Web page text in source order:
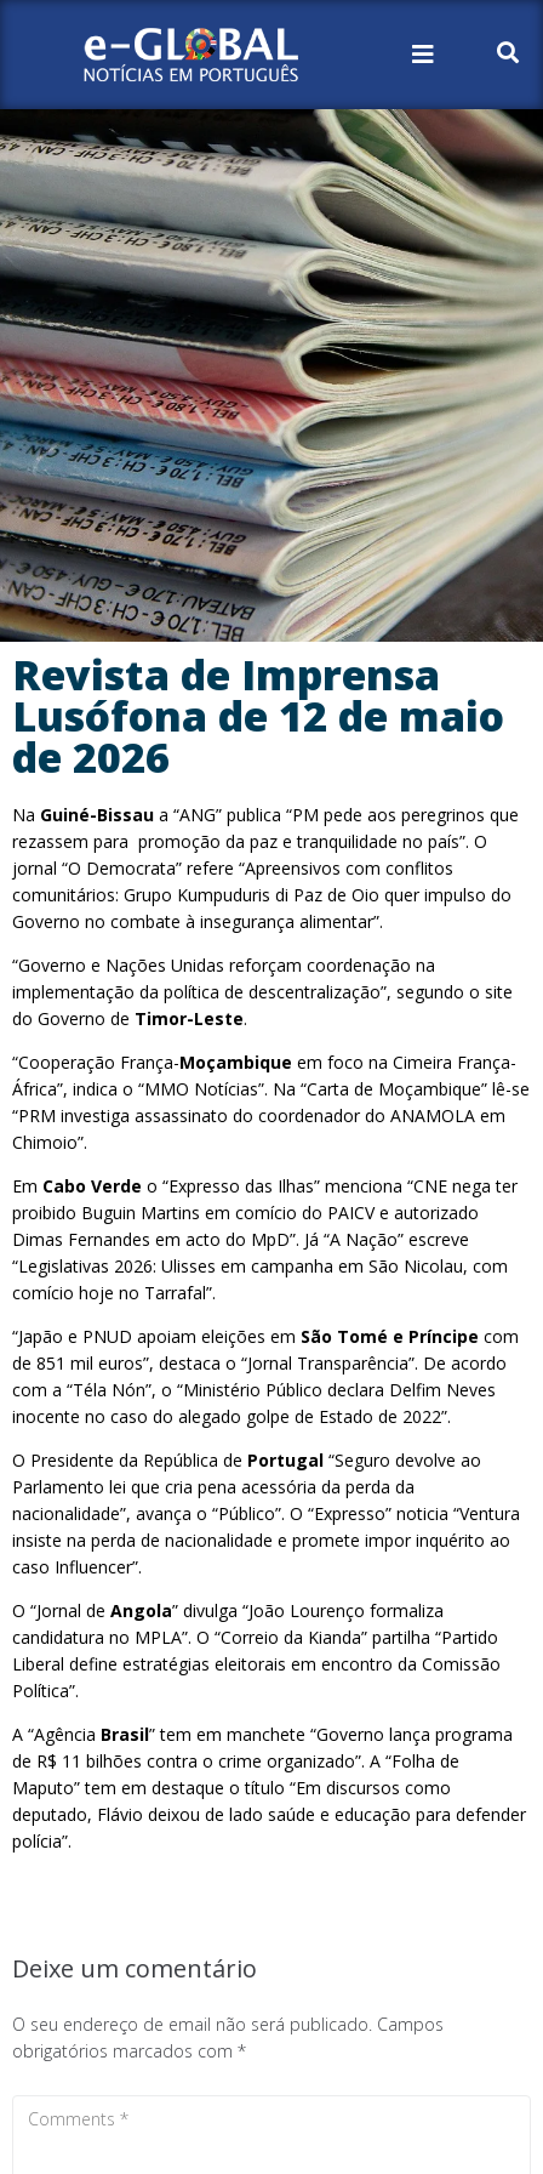
Revista de Imprensa
Lusófona de 12 de maio
de 2026
Na Guiné-Bissau a “ANG” publica “PM pede aos peregrinos que
rezassem para promoção da paz e tranquilidade no país”. O
jornal “O Democrata” refere “Apreensivos com conflitos
comunitários: Grupo Kumpuduris di Paz de Oio quer impulso do
Governo no combate à insegurança alimentar”.
“Governo e Nações Unidas reforçam coordenação na
implementação da política de descentralização”, segundo o site
do Governo de Timor-Leste.
“Cooperação França-Moçambique em foco na Cimeira França-
África”, indica o “MMO Notícias”. Na “Carta de Moçambique” lê-se
“PRM investiga assassinato do coordenador do ANAMOLA em
Chimoio”.
Em Cabo Verde o “Expresso das Ilhas” menciona “CNE nega ter
proibido Buguin Martins em comício do PAICV e autorizado
Dimas Fernandes em acto do MpD”. Já “A Nação” escreve
“Legislativas 2026: Ulisses em campanha em São Nicolau, com
comício hoje no Tarrafal”.
“Japão e PNUD apoiam eleições em São Tomé e Príncipe com
de 851 mil euros”, destaca o “Jornal Transparência”. De acordo
com a “Téla Nón”, o “Ministério Público declara Delfim Neves
inocente no caso do alegado golpe de Estado de 2022”.
O Presidente da República de Portugal “Seguro devolve ao
Parlamento lei que cria pena acessória da perda da
nacionalidade”, avança o “Público”. O “Expresso” noticia “Ventura
insiste na perda de nacionalidade e promete impor inquérito ao
caso Influencer”.
O “Jornal de Angola” divulga “João Lourenço formaliza
candidatura no MPLA”. O “Correio da Kianda” partilha “Partido
Liberal define estratégias eleitorais em encontro da Comissão
Política”.
A “Agência Brasil” tem em manchete “Governo lança programa
de R$ 11 bilhões contra o crime organizado”. A “Folha de
Maputo” tem em destaque o título “Em discursos como
deputado, Flávio deixou de lado saúde e educação para defender
polícia”.
Deixe um comentário
O seu endereço de email não será publicado. Campos
obrigatórios marcados com *